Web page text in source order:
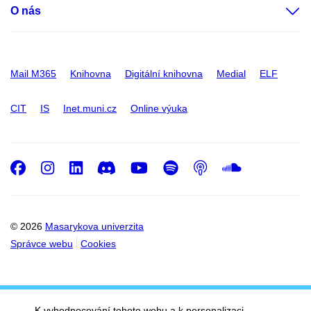
O nás
Mail M365 Knihovna Digitální knihovna Medial ELF
CIT IS Inet.muni.cz Online výuka
© 2026 Masarykova univerzita
Správce webu
Cookies
Facebook
Instagram
LinkedIn
DiscordYoutube
Spotify
Podcast